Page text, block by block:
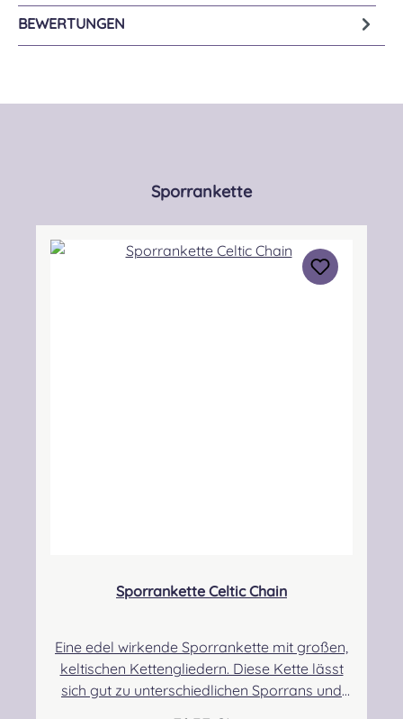
BEWERTUNGEN
Produktgalerie überspringen
Sporrankette
Sporrankette Celtic Chain
Eine edel wirkende Sporrankette mit großen,
keltischen Kettengliedern. Diese Kette lässt
sich gut zu unterschiedlichen Sporrans und